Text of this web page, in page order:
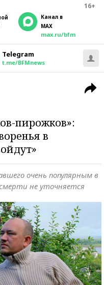
16+
Канал в
MAX
max.ru/bfm
Telegram
t.me/BFMnews
пирожков»:
в
очень популярным в
не уточняется